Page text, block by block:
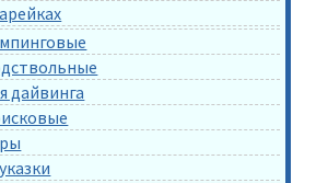
дайвинга